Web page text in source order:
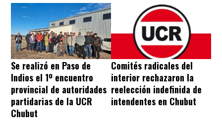
Se realizó en Paso de
Indios el 1º encuentro
provincial de autoridades
partidarias de la UCR
Chubut
Comités radicales del
interior rechazaron la
reelección indefinida de
intendentes en Chubut